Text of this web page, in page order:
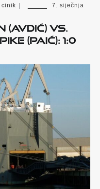
cinik |
7. siječnja
(AVDIĆ) VS.
(PAIĆ): 1:0